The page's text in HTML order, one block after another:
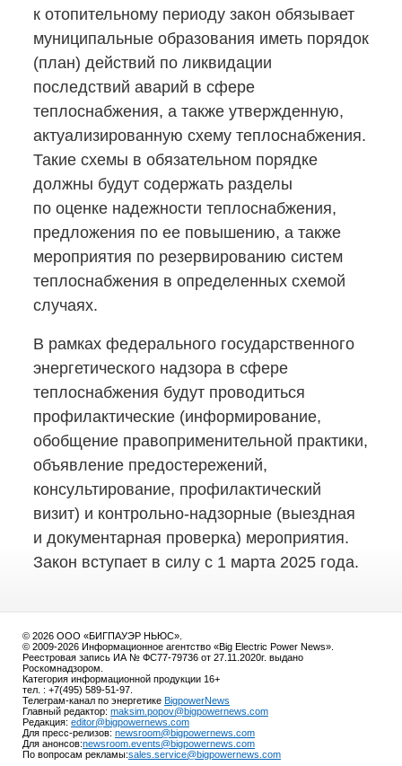
к отопительному периоду закон обязывает
муниципальные образования иметь порядок
(план) действий по ликвидации
последствий аварий в сфере
теплоснабжения, а также утвержденную,
актуализированную схему теплоснабжения.
Такие схемы в обязательном порядке
должны будут содержать разделы
по оценке надежности теплоснабжения,
предложения по ее повышению, а также
мероприятия по резервированию систем
теплоснабжения в определенных схемой
случаях.
В рамках федерального государственного
энергетического надзора в сфере
теплоснабжения будут проводиться
профилактические (информирование,
обобщение правоприменительной практики,
объявление предостережений,
консультирование, профилактический
визит) и контрольно-надзорные (выездная
и документарная проверка) мероприятия.
Закон вступает в силу с 1 марта 2025 года.
© 2026 ООО «БИГПАУЭР НЬЮС».
© 2009-2026 Информационное агентство «Big Electric Power News».
Реестровая запись ИА № ФС77-79736 от 27.11.2020г. выдано
Роскомнадзором.
Категория информационной продукции 16+
тел. : +7(495) 589-51-97.
Телеграм-канал по энергетике BigpowerNews
Главный редактор: maksim.popov@bigpowernews.com
Редакция: editor@bigpowernews.com
Для пресс-релизов: newsroom@bigpowernews.com
Для анонсов:newsroom.events@bigpowernews.com
По вопросам рекламы:sales.service@bigpowernews.com